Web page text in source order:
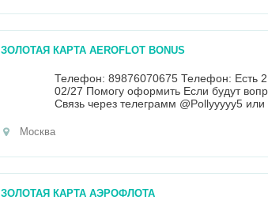
ЗОЛОТАЯ КАРТА AEROFLOT BONUS
Телефон: 89876070675 Телефон: Есть 2
02/27 Помогу оформить Если будут
Связь через телеграмм @Pollyyyyy5 или
Москва
ЗОЛОТАЯ КАРТА АЭРОФЛОТА